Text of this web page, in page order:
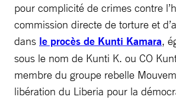
pour complicité de crimes contre
commission directe de torture et
dans le procès de Kunti Kamara,
sous le nom de Kunti K. ou CO
membre du groupe rebelle
libération du Liberia pour la